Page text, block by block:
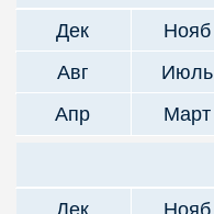
Дек
Нояб
Авг
Июль
Апр
Март
Дек
Нояб